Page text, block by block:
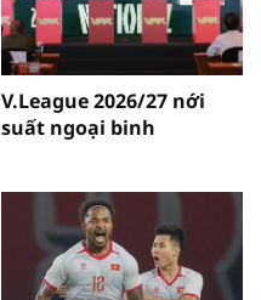
V.League 2026/27 nới
suất ngoại binh